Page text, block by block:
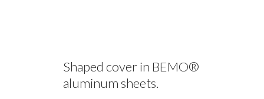
Shaped cover in BEMO®
aluminum sheets.